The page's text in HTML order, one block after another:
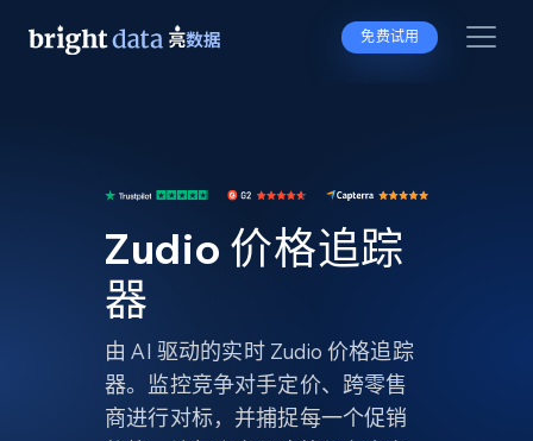
免费试用
Zudio 价格追踪
器
由 AI 驱动的实时 Zudio 价格追踪
器。监控竞争对手定价、跨零售
商进行对标，并捕捉每一个促销